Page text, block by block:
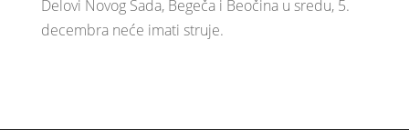
Delovi Novog Sada, Begeča i Beočina u sredu, 5.
decembra neće imati struje.